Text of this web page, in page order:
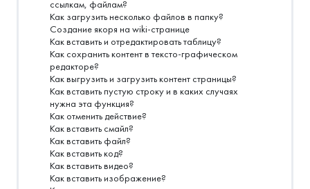
ссылкам, файлам?
Как загрузить несколько файлов в папку?
Создание якоря на wiki-странице
Как вставить и отредактировать таблицу?
Как сохранить контент в тексто-графическом
редакторе?
Как выгрузить и загрузить контент страницы?
Как вставить пустую строку и в каких случаях
нужна эта функция?
Как отменить действие?
Как вставить смайл?
Как вставить файл?
Как вставить код?
Как вставить видео?
Как вставить изображение?